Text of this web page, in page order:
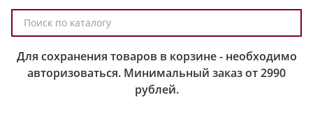
о
Для сохранения товаров в корзине - необходимо
авторизоваться. Минимальный заказ от 2990
рублей.